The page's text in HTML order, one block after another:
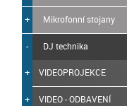
Mikrofonní stojany
DJ technika
VIDEOPROJEKCE
VIDEO - ODBAVENÍ